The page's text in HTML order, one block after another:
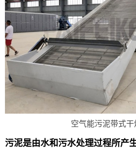
空气能污泥带式干
污泥是由水和污水处理过程所产